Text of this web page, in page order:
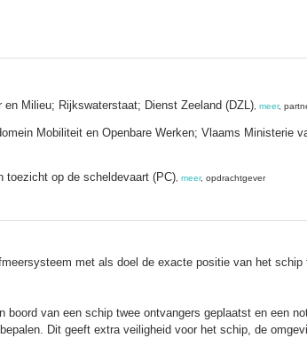
en Milieu; Rijkswaterstaat; Dienst Zeeland (DZL) meer,
Mobiliteit en Openbare Werken; Vlaams Ministerie
toezicht op de scheldevaart (PC) meer, opdrachtgever
met als doel de exacte positie van het
boord van een schip twee ontvangers geplaatst en een
Dit geeft extra veiligheid voor het schip, de